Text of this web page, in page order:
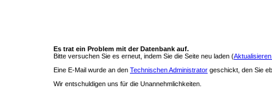
Es trat ein Problem mit der Datenbank auf.
Bitte versuchen Sie es erneut, indem Sie die Seite neu laden (
Eine E-Mail wurde an den Technischen Administrator geschickt, den Sie
Wir entschuldigen uns für die Unannehmlichkeiten.